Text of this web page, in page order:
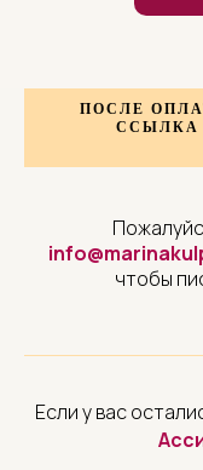
ПОСЛЕ
ССЫЛКА
чтобы
Если у вас